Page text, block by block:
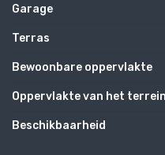
Garage
Terras
Bewoonbare oppervlakte
Oppervlakte van het terrein
Beschikbaarheid